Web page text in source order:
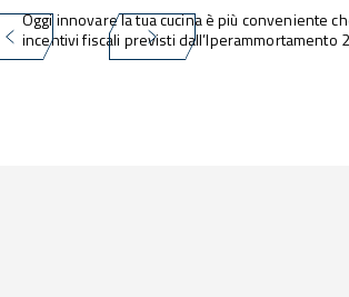
Oggi innovare la tua cucina è più conveniente
incentivi fiscali previsti dall’Iperammortamento
misura consente alle imprese di investire in